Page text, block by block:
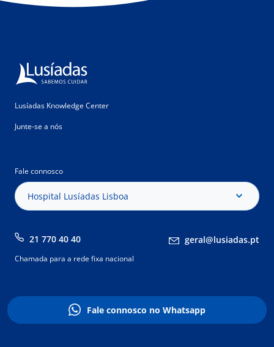
Lusíadas Knowledge Center
Junte-se a nós
Fale connosco
Hospital Lusíadas Lisboa
21 770 40 40 geral@lusiadas.pt
Chamada para a rede fixa nacional
Fale connosco no Whatsapp